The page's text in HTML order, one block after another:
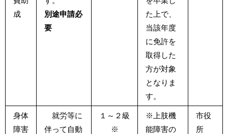
成
別途申請必
要
た上で、
当該年度
に免許を
取得した
方が対象
となりま
す。
身体
障害
就労等に
伴って自動
１～２級
※
※上肢機
能障害の
市役
所